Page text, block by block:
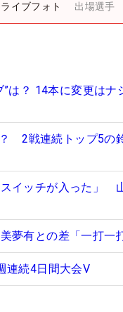
ライブフォト 出場選手
は？ 14本に変更は
2戦連続トップ5の
イッチが入った」
夢有との差「一打一
連続4日間大会V